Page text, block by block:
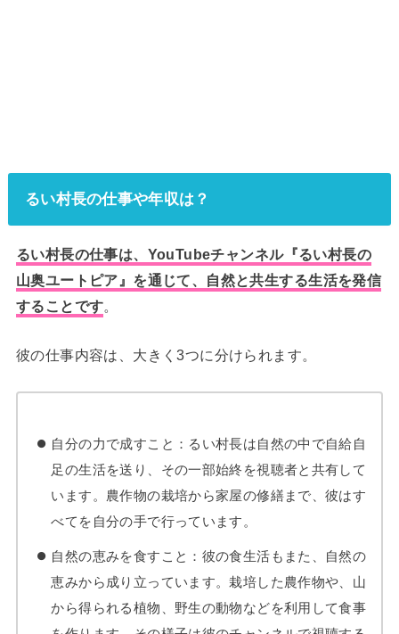
るい村長の仕事や年収は？
るい村長の仕事は、YouTubeチャンネル『るい村長の
山奥ユートピア』を通じて、自然と共生する生活を発信
することです。
彼の仕事内容は、大きく3つに分けられます。
自分の力で成すこと：るい村長は自然の中で自給自
足の生活を送り、その一部始終を視聴者と共有して
います。農作物の栽培から家屋の修繕まで、彼はす
べてを自分の手で行っています。
自然の恵みを食すこと：彼の食生活もまた、自然の
恵みから成り立っています。栽培した農作物や、山
から得られる植物、野生の動物などを利用して食事